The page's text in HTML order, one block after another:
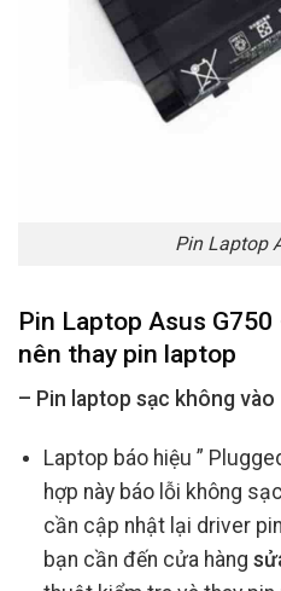
Pin Laptop
Pin Laptop Asus
nên thay pin laptop
– Pin laptop sạc không vào
Laptop báo hiệu ”
hợp này báo lỗi không
cần cập nhật lại driver
bạn cần đến cửa hàng